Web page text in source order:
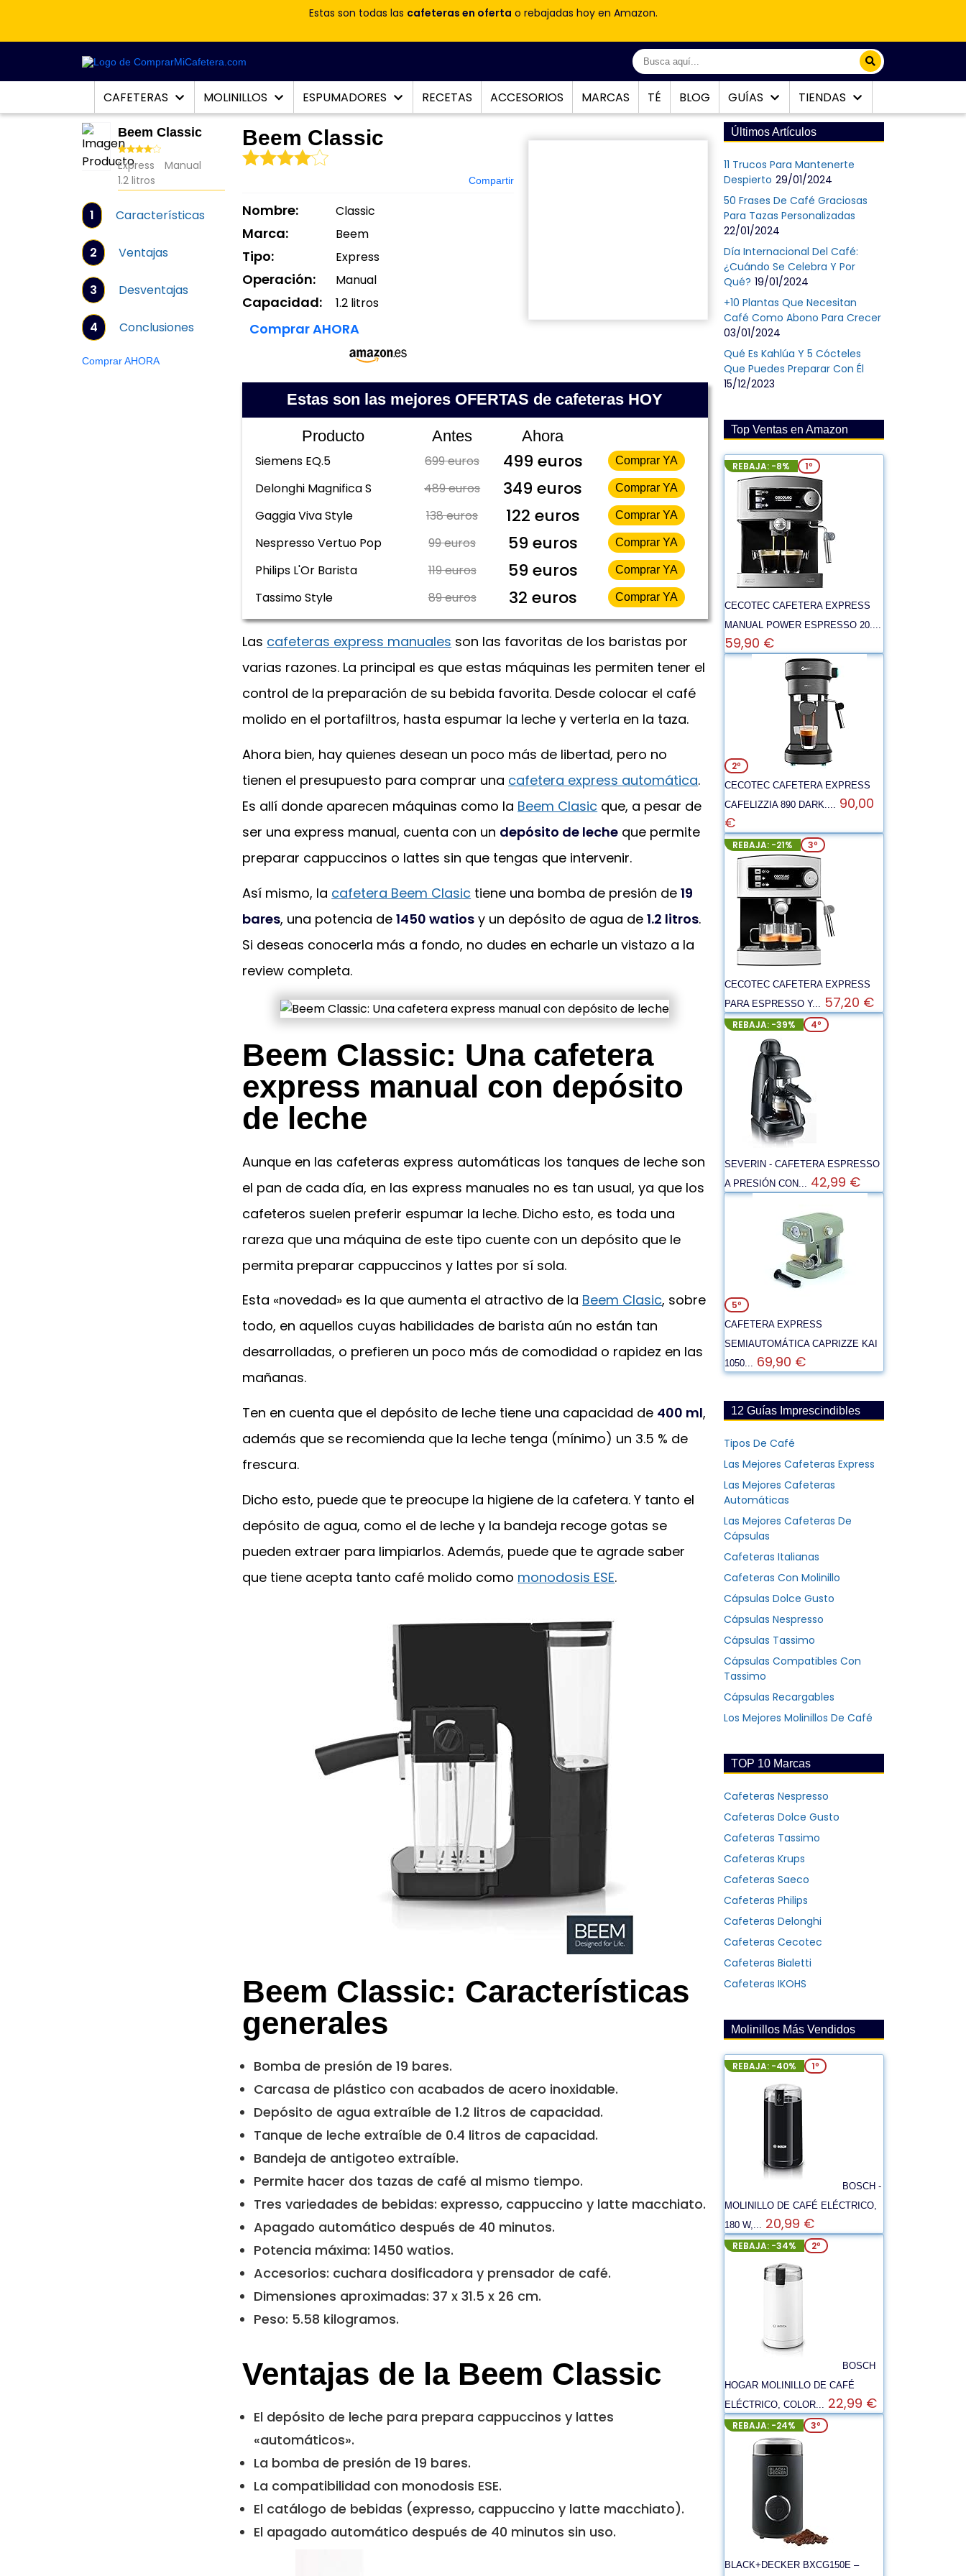
Estas son todas las cafeteras en oferta o rebajadas hoy en Amazon.
CAFETERAS MOLINILLOS ESPUMADORES RECETAS ACCESORIOS MARCAS TÉ BLOG GUÍAS TIENDAS
Beem Classic
Express
Manual
1.2 litros
1 Características
2 Ventajas
3 Desventajas
4 Conclusiones
Comprar AHORA
Beem Classic
Compartir
Nombre: Classic
Marca: Beem
Tipo: Express
Operación: Manual
Capacidad: 1.2 litros
Comprar AHORA
Estas son las mejores OFERTAS de cafeteras HOY
Producto Antes Ahora
Siemens EQ.5 699 euros 499 euros Comprar YA
Delonghi Magnifica S 489 euros 349 euros Comprar YA
Gaggia Viva Style 138 euros 122 euros Comprar YA
Nespresso Vertuo Pop 99 euros 59 euros Comprar YA
Philips L'Or Barista 119 euros 59 euros Comprar YA
Tassimo Style 89 euros 32 euros Comprar YA
Las cafeteras express manuales son las favoritas de los baristas por
varias razones. La principal es que estas máquinas les permiten tener el
control de la preparación de su bebida favorita. Desde colocar el café
molido en el portafiltros, hasta espumar la leche y verterla en la taza.
Ahora bien, hay quienes desean un poco más de libertad, pero no
tienen el presupuesto para comprar una cafetera express automática.
Es allí donde aparecen máquinas como la Beem Clasic que, a pesar de
ser una express manual, cuenta con un depósito de leche que permite
preparar cappuccinos o lattes sin que tengas que intervenir.
Así mismo, la cafetera Beem Clasic tiene una bomba de presión de19
bares, una potencia de1450 watios y un depósito de agua de1.2 litros.
Si deseas conocerla más a fondo, no dudes en echarle un vistazo a la
review completa.
Beem Classic: Una cafetera
express manual con depósito
de leche
Aunque en las cafeteras express automáticas los tanques de leche son
el pan de cada día, en las express manuales no es tan usual, ya que los
cafeteros suelen preferir espumar la leche. Dicho esto, es toda una
rareza que una máquina de este tipo cuente con un depósito que le
permita preparar cappuccinos y lattes por sí sola.
Esta «novedad» es la que aumenta el atractivo de la Beem Clasic, sobre
todo, en aquellos cuyas habilidades de barista aún no están tan
desarrolladas, o prefieren un poco más de comodidad o rapidez en las
mañanas.
Ten en cuenta que el depósito de leche tiene una capacidad de 400 ml,
además que se recomienda que la leche tenga (mínimo) un 3.5 % de
frescura.
Dicho esto, puede que te preocupe la higiene de la cafetera. Y tanto el
depósito de agua, como el de leche y la bandeja recoge gotas se
pueden extraer para limpiarlos. Además, puede que te agrade saber
que tiene acepta tanto café molido como monodosis ESE.
Beem Classic: Características
generales
Bomba de presión de 19 bares.
Carcasa de plástico con acabados de acero inoxidable.
Depósito de agua extraíble de 1.2 litros de capacidad.
Tanque de leche extraíble de 0.4 litros de capacidad.
Bandeja de antigoteo extraíble.
Permite hacer dos tazas de café al mismo tiempo.
Tres variedades de bebidas: expresso, cappuccino y latte macchiato.
Apagado automático después de 40 minutos.
Potencia máxima: 1450 watios.
Accesorios: cuchara dosificadora y prensador de café.
Dimensiones aproximadas: 37 x 31.5 x 26 cm.
Peso: 5.58 kilogramos.
Ventajas de la Beem Classic
El depósito de leche para prepara cappuccinos y lattes
«automáticos».
La bomba de presión de 19 bares.
La compatibilidad con monodosis ESE.
El catálogo de bebidas (expresso, cappuccino y latte macchiato).
El apagado automático después de 40 minutos sin uso.
Últimos Artículos
11 Trucos Para Mantenerte
Despierto 29/01/2024
50 Frases De Café Graciosas
Para Tazas Personalizadas
22/01/2024
Día Internacional Del Café:
¿Cuándo Se Celebra Y Por
Qué? 19/01/2024
+10 Plantas Que Necesitan
Café Como Abono Para Crecer
03/01/2024
Qué Es Kahlúa Y 5 Cócteles
Que Puedes Preparar Con Él
15/12/2023
Top Ventas en Amazon
REBAJA: -8% 1º
CECOTEC CAFETERA EXPRESS
MANUAL POWER ESPRESSO 20....
59,90 €
2º
CECOTEC CAFETERA EXPRESS
CAFELIZZIA 890 DARK.... 90,00
€
REBAJA: -21% 3º
CECOTEC CAFETERA EXPRESS
PARA ESPRESSO Y... 57,20 €
REBAJA: -39% 4º
SEVERIN - CAFETERA ESPRESSO
A PRESIÓN CON... 42,99 €
5º
CAFETERA EXPRESS
SEMIAUTOMÁTICA CAPRIZZE KAI
1050... 69,90 €
12 Guías Imprescindibles
Tipos De Café
Las Mejores Cafeteras Express
Las Mejores Cafeteras
Automáticas
Las Mejores Cafeteras De
Cápsulas
Cafeteras Italianas
Cafeteras Con Molinillo
Cápsulas Dolce Gusto
Cápsulas Nespresso
Cápsulas Tassimo
Cápsulas Compatibles Con
Tassimo
Cápsulas Recargables
Los Mejores Molinillos De Café
TOP 10 Marcas
Cafeteras Nespresso
Cafeteras Dolce Gusto
Cafeteras Tassimo
Cafeteras Krups
Cafeteras Saeco
Cafeteras Philips
Cafeteras Delonghi
Cafeteras Cecotec
Cafeteras Bialetti
Cafeteras IKOHS
Molinillos Más Vendidos
REBAJA: -40% 1º
BOSCH -
MOLINILLO DE CAFÉ ELÉCTRICO,
180 W,... 20,99 €
REBAJA: -34% 2º
BOSCH
HOGAR MOLINILLO DE CAFÉ
ELÉCTRICO, COLOR... 22,99 €
REBAJA: -24% 3º
BLACK+DECKER BXCG150E –